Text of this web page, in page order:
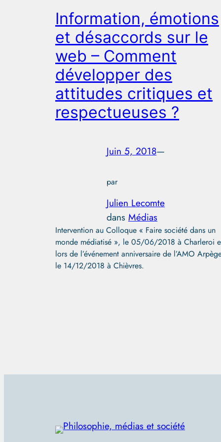
Information, émotions
et désaccords sur le
web – Comment
développer des
attitudes critiques et
respectueuses ?
Juin 5, 2018—
par
Julien Lecomte
dans Médias
Intervention au Colloque « Faire société dans un
monde médiatisé », le 05/06/2018 à Charleroi
lors de l’événement anniversaire de l’AMO
le 14/12/2018 à Chièvres.